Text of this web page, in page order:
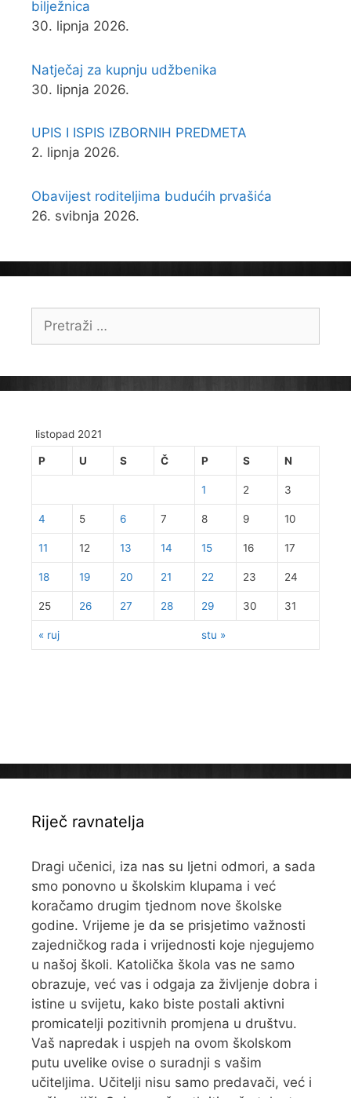
bilježnica
30. lipnja 2026.
Natječaj za kupnju udžbenika
30. lipnja 2026.
UPIS I ISPIS IZBORNIH PREDMETA
2. lipnja 2026.
Obavijest roditeljima budućih prvašića
26. svibnja 2026.
listopad 2021
P U S Č P S N
« ruj stu »
1 2 3
4 5 6 7 8 9 10
11 12 13 14 15 16 17
18 19 20 21 22 23 24
25 26 27 28 29 30 31
Riječ ravnatelja
Dragi učenici, iza nas su ljetni odmori, a sada
smo ponovno u školskim klupama i već
koračamo drugim tjednom nove školske
godine. Vrijeme je da se prisjetimo važnosti
zajedničkog rada i vrijednosti koje njegujemo
u našoj školi. Katolička škola vas ne samo
obrazuje, već vas i odgaja za življenje dobra i
istine u svijetu, kako biste postali aktivni
promicatelji pozitivnih promjena u društvu.
Vaš napredak i uspjeh na ovom školskom
putu uvelike ovise o suradnji s vašim
učiteljima. Učitelji nisu samo predavači, već i